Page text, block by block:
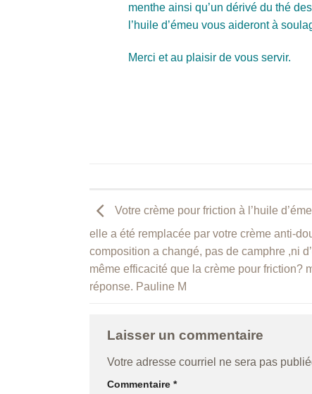
menthe ainsi qu’un dérivé du thé
l’huile d’émeu vous aideront à
Merci et au plaisir de vous servir.
Votre crème pour friction à l’huile
elle a été remplacée par votre crème anti-
composition a changé, pas de camphre ,ni
même efficacité que la crème pour friction?
réponse. Pauline M
Laisser un commentaire
Votre adresse courriel ne sera pas
Commentaire *